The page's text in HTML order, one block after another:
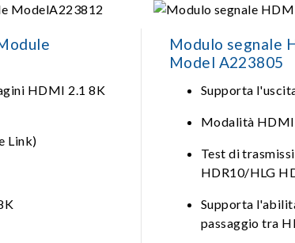
HDMI 2.1 8K
Link)
Modulo segnale
Model A223805
Supporta
Modalità HDMI
Test di
HDR10/HLG
Supporta
passaggio tra